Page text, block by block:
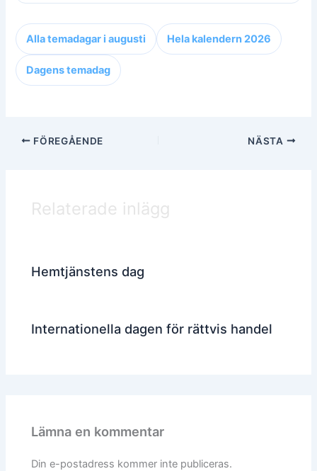
Alla temadagar i augusti Hela kalendern 2026
Dagens temadag
FÖREGÅENDE NÄSTA
Relaterade inlägg
Hemtjänstens dag
Internationella dagen för rättvis handel
Lämna en kommentar
Din e-postadress kommer inte publiceras.